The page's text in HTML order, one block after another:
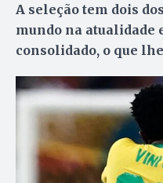
A seleção tem dois
mundo na atualidade
consolidado, o que